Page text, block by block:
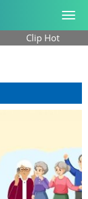
Clip Hot